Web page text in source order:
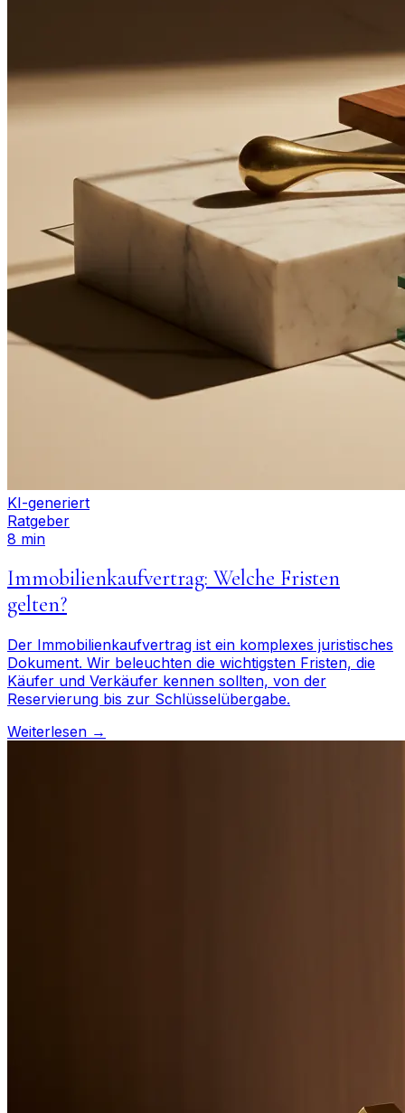
KI-generiert
Ratgeber
8 min
Immobilienkaufvertrag: Welche Fristen
gelten?
Der Immobilienkaufvertrag ist ein komplexes juristisches
Dokument. Wir beleuchten die wichtigsten Fristen, die
Käufer und Verkäufer kennen sollten, von der
Reservierung bis zur Schlüsselübergabe.
Weiterlesen →